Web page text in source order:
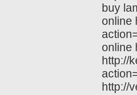
buy
online
online
http://
http://